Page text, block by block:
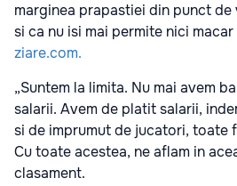
marginea prapastiei din punct
si ca nu isi mai permite nici
ziare.com.
„Suntem la limita. Nu mai avem
salarii. Avem de platit salarii,
si de imprumut de jucatori, toate
Cu toate acestea, ne aflam in
clasament.